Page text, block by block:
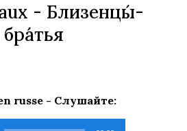
- Близенцы́-
бра́тья
russe - Слушайте: